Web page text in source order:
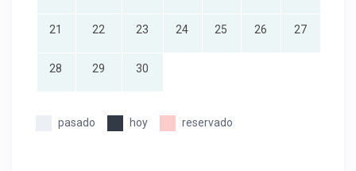
21 22 23 24 25 26 27
28 29 30
pasado hoy reservado